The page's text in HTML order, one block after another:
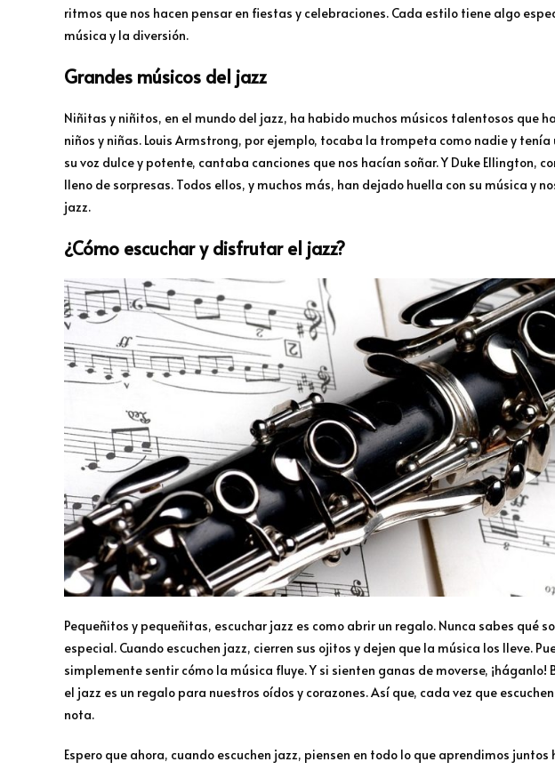
ritmos que nos hacen pensar en fiestas y celebraciones. Cada estilo tiene algo
música y la diversión.
Grandes músicos del jazz
Niñitas y niñitos, en el mundo del jazz, ha habido muchos músicos talentosos que
niños y niñas. Louis Armstrong, por ejemplo, tocaba la trompeta como nadie y
su voz dulce y potente, cantaba canciones que nos hacían soñar. Y Duke Ellington,
lleno de sorpresas. Todos ellos, y muchos más, han dejado huella con su música y
jazz.
¿Cómo escuchar y disfrutar el jazz?
Pequeñitos y pequeñitas, escuchar jazz es como abrir un regalo. Nunca sabes qué
especial. Cuando escuchen jazz, cierren sus ojitos y dejen que la música los lleve.
simplemente sentir cómo la música fluye. Y si sienten ganas de moverse,
el jazz es un regalo para nuestros oídos y corazones. Así que, cada vez que
nota.
Espero que ahora, cuando escuchen jazz, piensen en todo lo que aprendimos juntos